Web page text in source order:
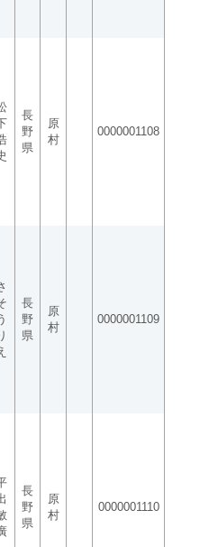
長
野
県
原
村
0000001108
長
野
県
原
村
0000001109
長
野
県
原
村
0000001110